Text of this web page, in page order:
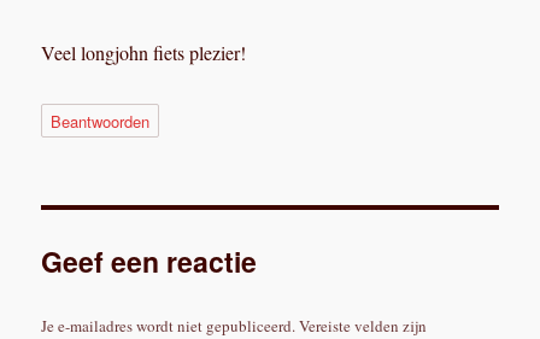
Veel longjohn fiets plezier!
Beantwoorden
Geef een reactie
Je e-mailadres wordt niet gepubliceerd.Vereiste velden zijn